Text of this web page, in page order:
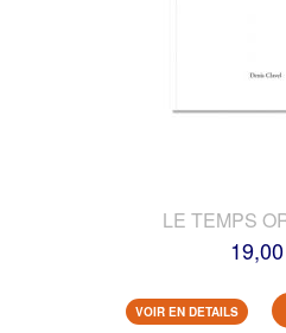
LE TEMPS
VOIR EN DETAILS